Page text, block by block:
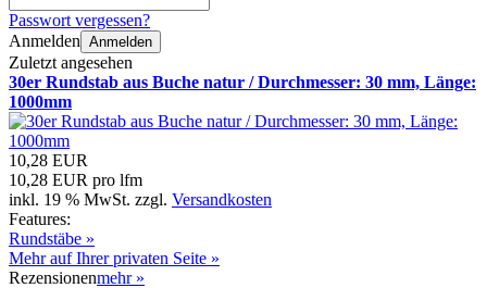
Passwort vergessen?
Anmelden Anmelden
Zuletzt angesehen
30er Rundstab aus Buche natur / Durchmesser: 30 mm, Länge:
1000mm
10,28 EUR
10,28 EUR pro lfm
inkl. 19 % MwSt. zzgl. Versandkosten
Features:
Rundstäbe »
Mehr auf Ihrer privaten Seite »
Rezensionenmehr »